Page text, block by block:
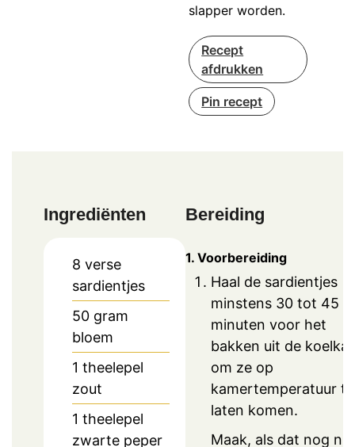
slapper worden.
Recept
afdrukken
Pin recept
Ingrediënten
8 verse
sardientjes
50 gram
bloem
1 theelepel
zout
1 theelepel
zwarte peper
Bereiding
1. Voorbereiding
Haal de sardientjes
minstens 30 tot 45
minuten voor het
bakken uit de
om ze op
kamertemperatuur te
laten komen.
Maak, als dat nog